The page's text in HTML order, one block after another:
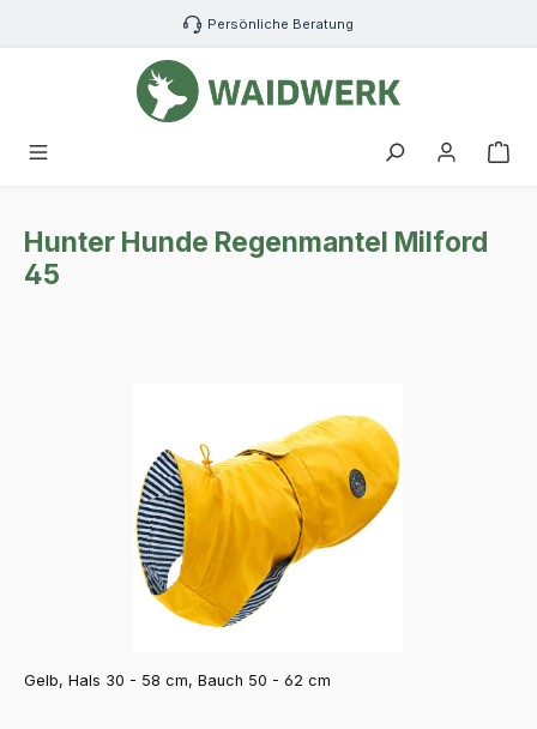
Zum Hauptinhalt springen Persönliche Beratung
Hunter Hunde Regenmantel Milford
45
Gelb, Hals 30 - 58 cm, Bauch 50 - 62 cm